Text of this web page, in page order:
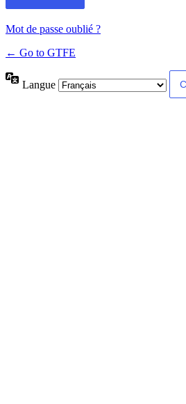
Mot de passe oublié ?
← Go to GTFE
Langue